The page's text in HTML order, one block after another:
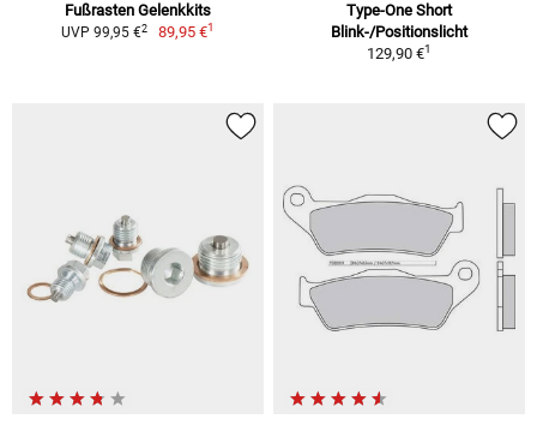
Fußrasten Gelenkkits
UVP 99,95 €2 89,95 €1
Type-One Short
Blink-/Positionslicht
129,90 €1